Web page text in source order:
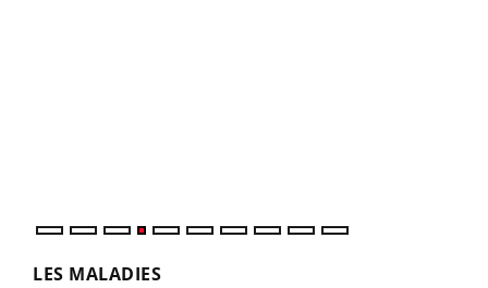
LES MALADIES